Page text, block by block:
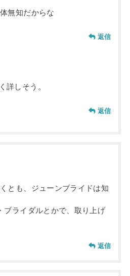
無知だからな
返信
詳しそう。
返信
とも、ジューンブライドは知
ブライダルとかで、取り上げ
返信